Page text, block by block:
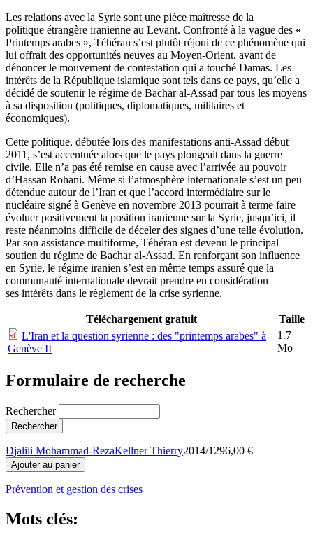
Les relations avec la Syrie sont une pièce maîtresse de la
politique étrangère iranienne au Levant. Confronté à la vague des «
Printemps arabes », Téhéran s’est plutôt réjoui de ce phénomène qui
lui offrait des opportunités neuves au Moyen-Orient, avant de
dénoncer le mouvement de contestation qui a touché Damas. Les
intérêts de la République islamique sont tels dans ce pays, qu’elle a
décidé de soutenir le régime de Bachar al-Assad par tous les moyens
à sa disposition (politiques, diplomatiques, militaires et
économiques).
Cette politique, débutée lors des manifestations anti-Assad début
2011, s’est accentuée alors que le pays plongeait dans la guerre
civile. Elle n’a pas été remise en cause avec l’arrivée au pouvoir
d’Hassan Rohani. Même si l’atmosphère internationale s’est un peu
détendue autour de l’Iran et que l’accord intermédiaire sur le
nucléaire signé à Genève en novembre 2013 pourrait à terme faire
évoluer positivement la position iranienne sur la Syrie, jusqu’ici, il
reste néanmoins difficile de déceler des signes d’une telle évolution.
Par son assistance multiforme, Téhéran est devenu le principal
soutien du régime de Bachar al-Assad. En renforçant son influence
en Syrie, le régime iranien s’est en même temps assuré que la
communauté internationale devrait prendre en considération
ses intérêts dans le règlement de la crise syrienne.
Téléchargement gratuit
Taille
L'Iran et la question syrienne : des "printemps arabes" à
Genève II
1.7
Mo
Formulaire de recherche
Rechercher
Djalili Mohammad-RezaKellner Thierry2014/1296,00 €
Prévention et gestion des crises
Mots clés: